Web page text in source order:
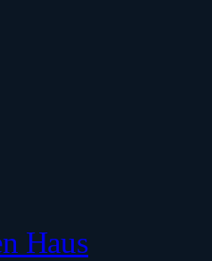
Haus